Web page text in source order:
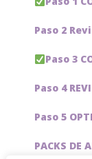
Paso 2
Paso 3
Paso 4
Paso 5
PACKS DE